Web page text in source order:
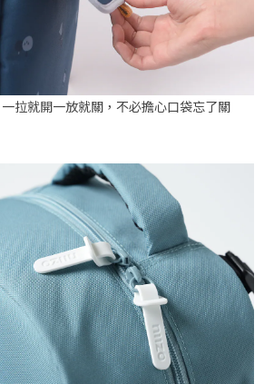
拉就開一放就關，不必擔心口袋忘了關